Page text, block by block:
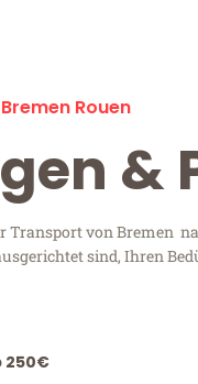
Rouen
&
Transport von Bremen
sind, Ihren
250€